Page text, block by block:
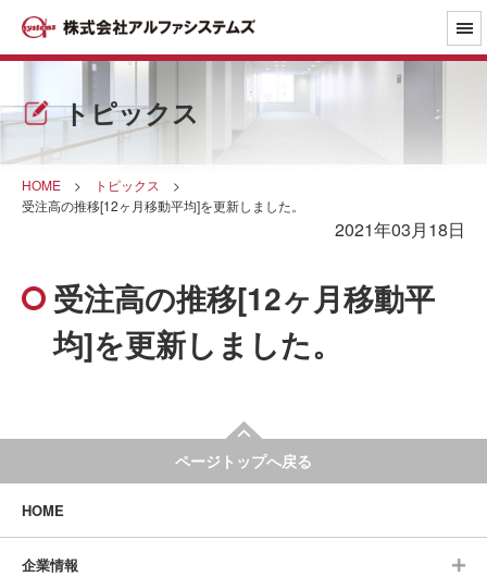
トピックス
HOME > トピックス
>
受注高の推移[12ヶ月移動平均]を更新しました。
2021年03月18日
受注高の推移[12ヶ月移動平
均]を更新しました。
ページトップへ戻る
HOME
企業情報